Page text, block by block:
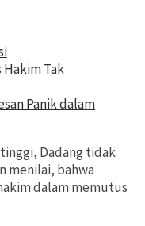
Hakim Tak
Panik dalam
Dadang tidak
menilai, bahwa
dalam memutus